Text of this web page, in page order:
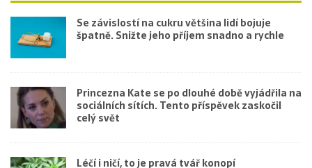
Se závislostí na cukru většina lidí bojuje
špatně. Snižte jeho příjem snadno a rychle
Princezna Kate se po dlouhé době vyjádřila na
sociálních sítích. Tento příspěvek zaskočil
celý svět
Léčí i ničí, to je pravá tvář konopí